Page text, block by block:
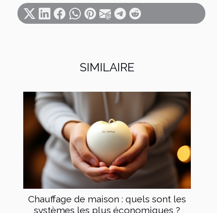
SIMILAIRE
Chauffage de maison : quels sont les
systèmes les plus économiques ?